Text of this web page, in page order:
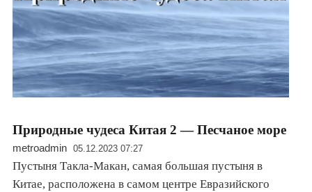
Природные чудеса Китая 2 — Песчаное море
metroadmin 05.12.2023 07:27
Пустыня Такла-Макан, самая большая пустыня в
Китае, расположена в самом центре Евразийского